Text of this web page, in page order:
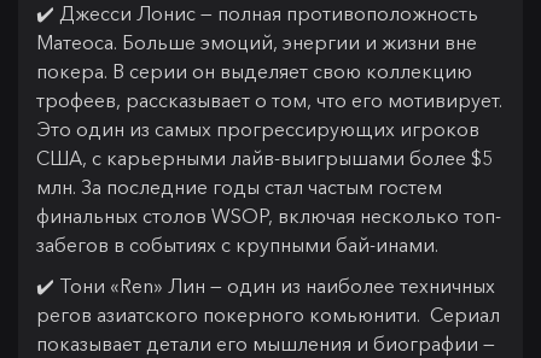
✔️ Джесси Лонис — полная противоположность
Матеоса. Больше эмоций, энергии и жизни вне
покера. В серии он выделяет свою коллекцию
трофеев, рассказывает о том, что его мотивирует.
Это один из самых прогрессирующих игроков
США, с карьерными лайв-выигрышами более $5
млн. За последние годы стал частым гостем
финальных столов WSOP, включая несколько топ-
забегов в событиях с крупными бай-инами.
✔️ Тони «Ren» Лин — один из наиболее техничных
регов азиатского покерного комьюнити. Сериал
показывает детали его мышления и биографии —